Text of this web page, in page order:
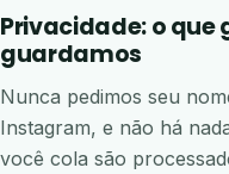
Privacidade: o que
guardamos
Nunca pedimos seu
Instagram, e não há
você cola são